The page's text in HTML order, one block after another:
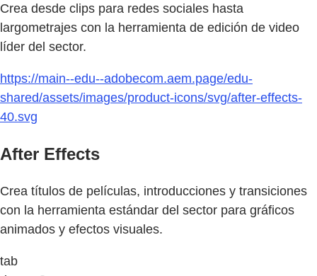
Crea desde clips para redes sociales hasta
largometrajes con la herramienta de edición de video
líder del sector.
https://main--edu--adobecom.aem.page/edu-
shared/assets/images/product-icons/svg/after-effects-
40.svg
After Effects
Crea títulos de películas, introducciones y transiciones
con la herramienta estándar del sector para gráficos
animados y efectos visuales.
tab